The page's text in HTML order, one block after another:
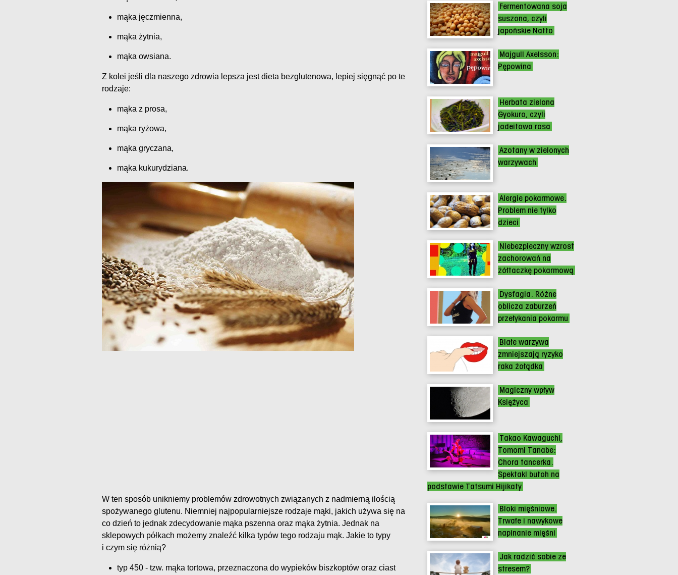
mąka jęczmienna,
mąka żytnia,
mąka owsiana.
Z kolei jeśli dla naszego zdrowia lepsza jest dieta bezglutenowa, lepiej sięgnąć po te
rodzaje:
mąka z prosa,
mąka ryżowa,
mąka gryczana,
mąka kukurydziana.
W ten sposób unikniemy problemów zdrowotnych związanych z nadmierną ilością
spożywanego glutenu. Niemniej najpopularniejsze rodzaje mąki, jakich używa się na
co dzień to jednak zdecydowanie mąka pszenna oraz mąka żytnia. Jednak na
sklepowych półkach możemy znaleźć kilka typów tego rodzaju mąk. Jakie to typy
i czym się różnią?
typ 450 - tzw. mąka tortowa, przeznaczona do wypieków biszkoptów oraz ciast
Fermentowana soja
suszona, czyli
japońskie Natto
Majgull Axelsson:
Pępowina
Herbata zielona
Gyokuro, czyli
jadeitowa rosa
Azotany w zielonych
warzywach
Alergie pokarmowe.
Problem nie tylko
dzieci
Niebezpieczny wzrost
zachorowań na
żółtaczkę pokarmową
Dysfagia. Różne
oblicza zaburzeń
przełykania pokarmu
Białe warzywa
zmniejszają ryzyko
raka żołądka
Magiczny wpływ
Księżyca
Takao Kawaguchi,
Tomomi Tanabe:
Chora tancerka.
Spektakl butoh na
podstawie Tatsumi Hijikaty
Bloki mięśniowe.
Trwałe i nawykowe
napinanie mięśni
Jak radzić sobie ze
stresem?